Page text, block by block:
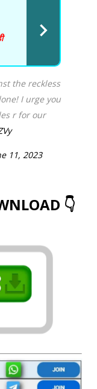
the reckless
I urge you
r for our
11, 2023
👇